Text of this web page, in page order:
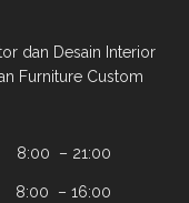
dan Desain Interior
Furniture Custom
8:00 – 21:00
8:00 – 16:00